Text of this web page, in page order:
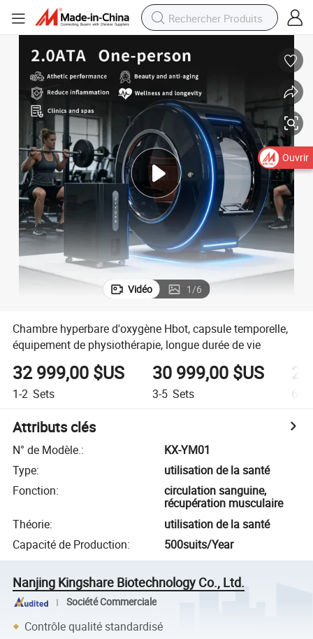
Vidéo 1/6
Chambre hyperbare d'oxygène Hbot, capsule temporelle,
équipement de physiothérapie, longue durée de vie
32 999,00 $US
1-2 Sets
30 999,00 $US
3-5 Sets 6-15
Attributs clés
N° de Modèle.:
KX-YM01
Type:
utilisation de la santé
Fonction:
circulation sanguine,
récupération musculaire
Théorie:
utilisation de la santé
Capacité de Production: 500suits/Year
Nanjing Kingshare Biotechnology Co., Ltd.
Société Commerciale
Contrôle qualité standardisé
Ouvrir